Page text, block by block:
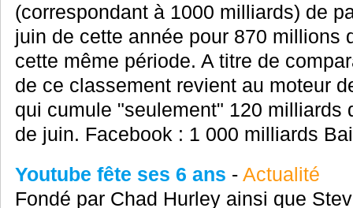
(correspondant à 1000 milliards) de
juin de cette année pour 870 millions
cette même période. A titre de
de ce classement revient au moteur
qui cumule "seulement" 120 milliards
de juin. Facebook : 1 000 milliards
Youtube fête ses 6 ans - Actualité
Fondé par Chad Hurley ainsi que